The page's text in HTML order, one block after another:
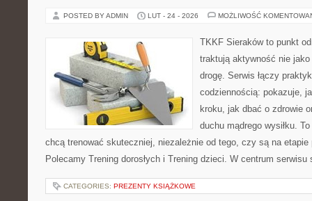
POSTED BY ADMIN LUT - 24 - 2026 MOŻLIWOŚĆ
TKKF Sieraków to punkt
traktują aktywność nie
drogę. Serwis łączy
codziennością: pokazuje,
kroku, jak dbać o zdrowie
duchu mądrego wysiłku.
chcą trenować skuteczniej, niezależnie od tego, czy są na etapie
Polecamy Trening dorosłych i Trening dzieci. W centrum
CATEGORIES: PREZENTY KSIĄŻKOWE